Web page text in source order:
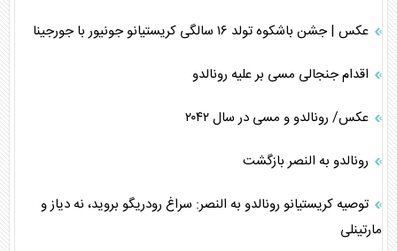
عکس | جشن باشکوه تولد ۱۶ سالگی کریستیانو جونیور با جورجینا
اقدام جنجالی مسی بر علیه رونالدو
عکس/ رونالدو و مسی در سال ۲۰۴۲
رونالدو به النصر بازگشت
توصیه کریستیانو رونالدو به النصر: سراغ رودریگو بروید، نه دیاز و
مارتینلی